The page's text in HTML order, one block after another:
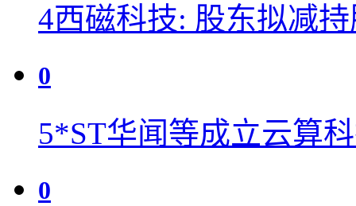
4西磁科技: 股东拟减
0
5*ST华闻等成立云算
0